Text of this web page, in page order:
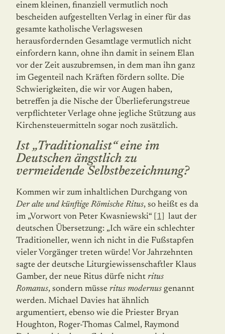
einem kleinen, finanziell vermutlich noch
bescheiden aufgestellten Verlag in einer für das
gesamte katholische Verlagswesen
herausfordernden Gesamtlage vermutlich nicht
einfordern kann, ohne ihn damit in seinem Elan
vor der Zeit auszubremsen, in dem man ihn ganz
im Gegenteil nach Kräften fördern sollte. Die
Schwierigkeiten, die wir vor Augen haben,
betreffen ja die Nische der Überlieferungstreue
verpflichteter Verlage ohne jegliche Stützung aus
Kirchensteuermitteln sogar noch zusätzlich.
Ist „Traditionalist“ eine im
Deutschen ängstlich zu
vermeidende Selbstbezeichnung?
Kommen wir zum inhaltlichen Durchgang von
Der alte und künftige Römische Ritus, so heißt es da
im „Vorwort von Peter Kwasniewski“
[1]
laut der
deutschen Übersetzung: „Ich wäre ein schlechter
Traditioneller, wenn ich nicht in die Fußstapfen
vieler Vorgänger treten würde! Vor Jahrzehnten
sagte der deutsche Liturgiewissenschaftler Klaus
Gamber, der neue Ritus dürfe nicht ritus
Romanus, sondern müsse ritus modernus genannt
werden. Michael Davies hat ähnlich
argumentiert, ebenso wie die Priester Bryan
Houghton, Roger-Thomas Calmel, Raymond